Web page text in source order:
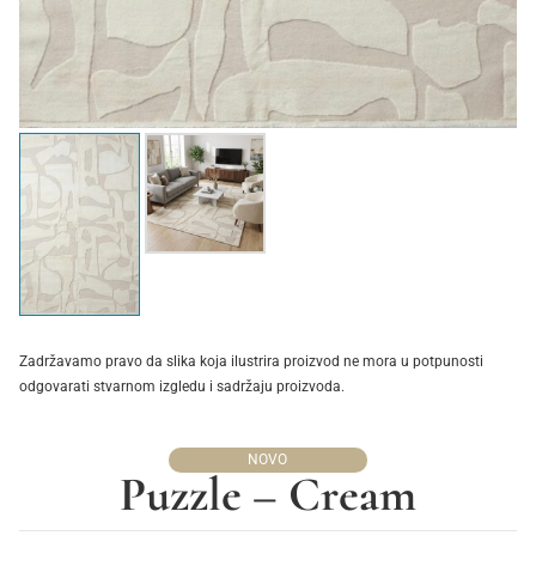
Zadržavamo pravo da slika koja ilustrira proizvod ne mora u potpunosti
odgovarati stvarnom izgledu i sadržaju proizvoda.
NOVO
Puzzle – Cream